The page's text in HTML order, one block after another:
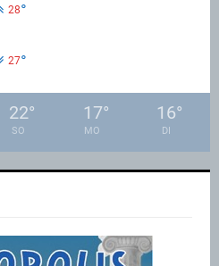
28°
27°
22°
SO
17°
MO
16°
DI